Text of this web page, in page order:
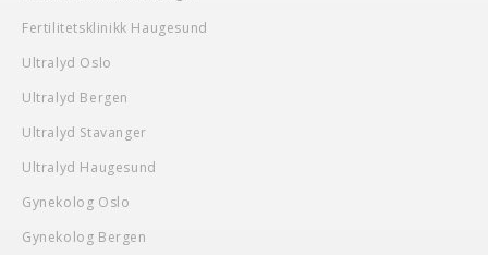
Fertilitetsklinikk Haugesund
Ultralyd Oslo
Ultralyd Bergen
Ultralyd Stavanger
Ultralyd Haugesund
Gynekolog Oslo
Gynekolog Bergen